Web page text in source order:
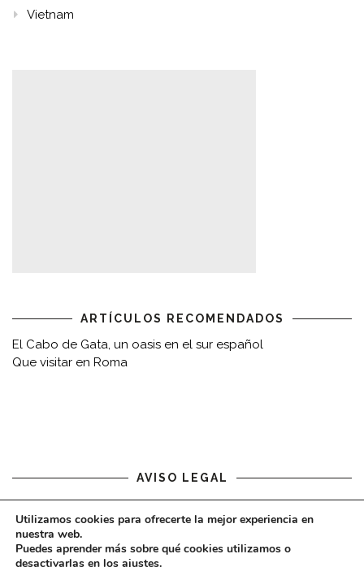
Vietnam
ARTÍCULOS RECOMENDADOS
El Cabo de Gata, un oasis en el sur español
Que visitar en Roma
AVISO LEGAL
Aviso legal
Utilizamos cookies para ofrecerte la mejor experiencia en
nuestra web.
Puedes aprender más sobre qué cookies utilizamos o
desactivarlas en los ajustes.